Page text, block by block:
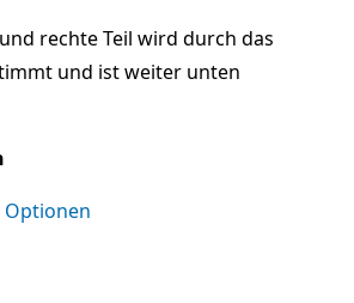
rechte Teil wird durch das
und ist weiter unten
Optionen